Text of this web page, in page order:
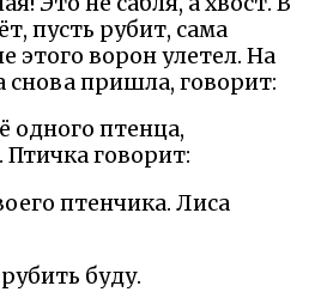
пусть рубит, сама
этого ворон улетел. На
снова пришла, говорит:
птенца,
Птичка говорит:
птенчика. Лиса
буду.